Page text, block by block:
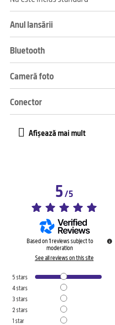
Anul lansării
Bluetooth
Cameră foto
Conector
5/5
Based on1reviews subject to
moderation
See all reviews on this site
5stars
4stars
3stars
2stars
1star